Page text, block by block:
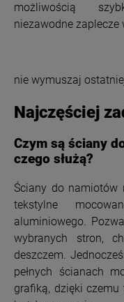
możliwością
niezawodne
nie wymuszaj
Najczęściej
Czym są ściany
czego służą?
Ściany do namiotów
tekstylne
aluminiowego.
wybranych stron,
deszczem.
pełnych ścianach
grafiką, dzięki